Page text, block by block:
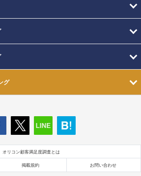
グ
オリコン顧客満足度調査とは
掲載規約 お問い合わせ